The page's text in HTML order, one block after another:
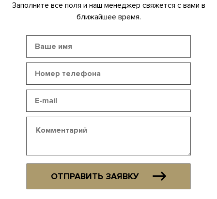
Заполните все поля и наш менеджер свяжется с вами в
ближайшее время.
ОТПРАВИТЬ ЗАЯВКУ